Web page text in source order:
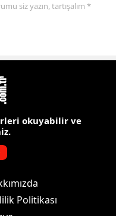
siz yazın, tartışalım *
okuyabilir ve
Politikası